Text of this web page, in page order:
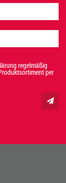
regelmäßig
per